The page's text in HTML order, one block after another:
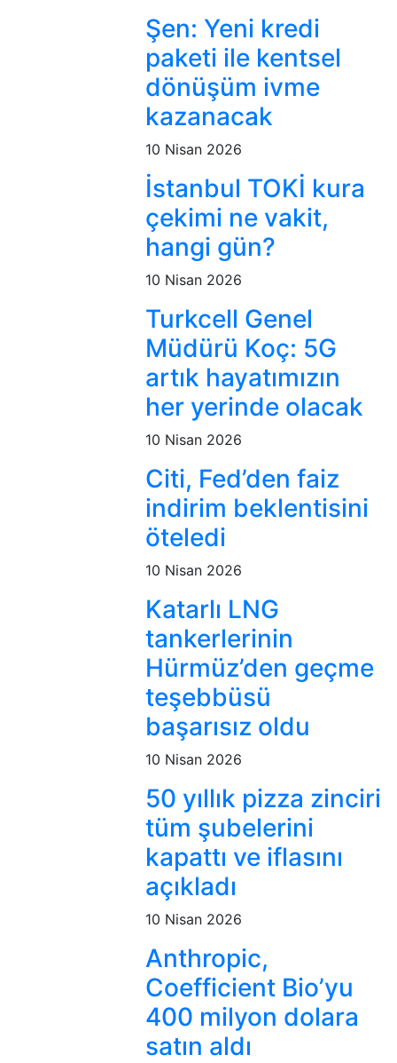
Şen: Yeni kredi
paketi ile kentsel
dönüşüm ivme
kazanacak
10 Nisan 2026
İstanbul TOKİ kura
çekimi ne vakit,
hangi gün?
10 Nisan 2026
Turkcell Genel
Müdürü Koç: 5G
artık hayatımızın
her yerinde olacak
10 Nisan 2026
Citi, Fed’den faiz
indirim beklentisini
öteledi
10 Nisan 2026
Katarlı LNG
tankerlerinin
Hürmüz’den geçme
teşebbüsü
başarısız oldu
10 Nisan 2026
50 yıllık pizza zinciri
tüm şubelerini
kapattı ve iflasını
açıkladı
10 Nisan 2026
Anthropic,
Coefficient Bio’yu
400 milyon dolara
satın aldı